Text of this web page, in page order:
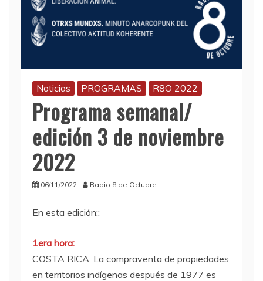
Noticias PROGRAMAS R8O 2022
Programa semanal/
edición 3 de noviembre
2022
06/11/2022 Radio 8 de Octubre
En esta edición::
1era hora:
COSTA RICA. La compraventa de propiedades
en territorios indígenas después de 1977 es